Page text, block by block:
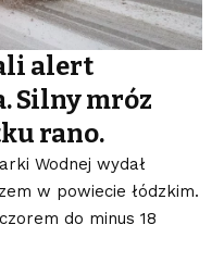
alert
Silny mróz
rano.
Wodnej wydał
w powiecie łódzkim.
do minus 18